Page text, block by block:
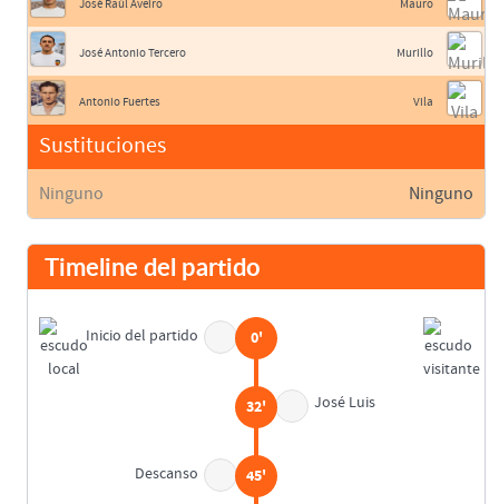
José Raúl Aveiro
José Antonio Tercero
Antonio Fuertes
Sustituciones
Ninguno
Mauro
Murillo
Vila
Ninguno
Timeline del partido
Inicio del partido 0'
José Luis
32'
Descanso 45'